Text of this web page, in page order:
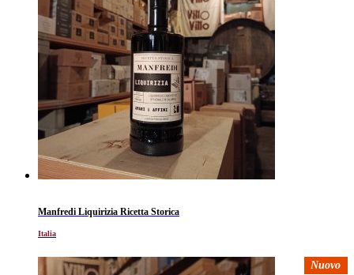
Manfredi Liquirizia Ricetta Storica
Italia
Nuovo